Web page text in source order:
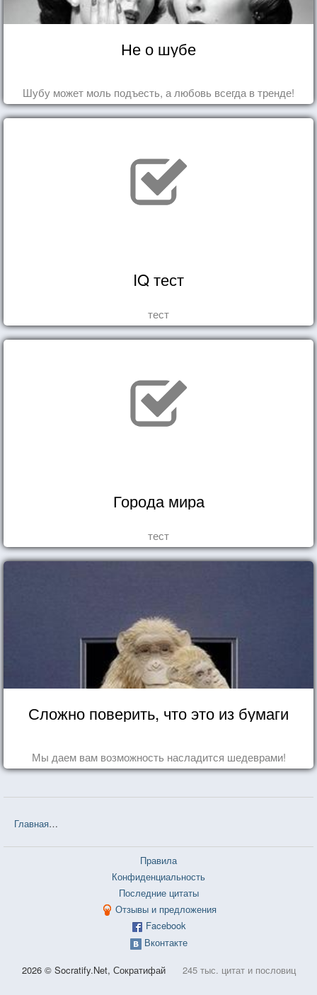
Не о шубе
Шубу может моль подъесть, а любовь всегда в тренде!
IQ тест
тест
Города мира
тест
Сложно поверить, что это из бумаги
Мы даем вам возможность насладится шедеврами!
Главная
Правила
Конфиденциальность
Последние цитаты
Отзывы и предложения
Facebook
Вконтакте
2026 © Socratify.Net, Сократифай 245 тыс. цитат и пословиц